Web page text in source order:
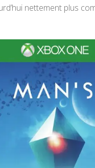
nettement plus